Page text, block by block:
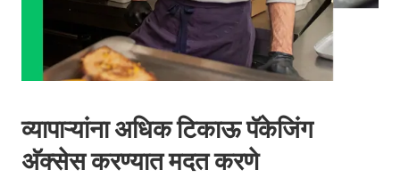
व्यापाऱ्यांना अधिक टिकाऊ पॅकेजिंग
अ‍ॅक्सेस करण्यात मदत करणे